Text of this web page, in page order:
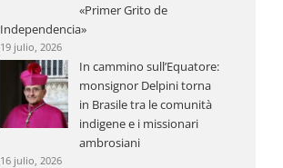
«Primer Grito de
Independencia»
19 julio, 2026
In cammino sull’Equatore:
monsignor Delpini torna
in Brasile tra le comunità
indigene e i missionari
ambrosiani
16 julio, 2026